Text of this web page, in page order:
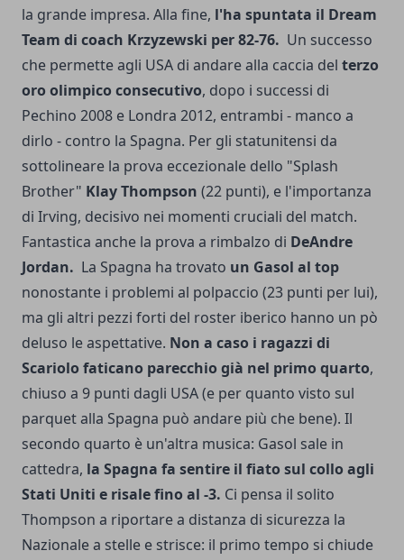
la grande impresa. Alla fine, l'ha spuntata il Dream
Team di coach Krzyzewski per 82-76. Un successo
che permette agli USA di andare alla caccia del terzo
oro olimpico consecutivo, dopo i successi di
Pechino 2008 e Londra 2012, entrambi - manco a
dirlo - contro la Spagna. Per gli statunitensi da
sottolineare la prova eccezionale dello "Splash
Brother" Klay Thompson (22 punti), e l'importanza
di Irving, decisivo nei momenti cruciali del match.
Fantastica anche la prova a rimbalzo di DeAndre
Jordan. La Spagna ha trovato un Gasol al top
nonostante i problemi al polpaccio (23 punti per lui),
ma gli altri pezzi forti del roster iberico hanno un pò
deluso le aspettative. Non a caso i ragazzi di
Scariolo faticano parecchio già nel primo quarto,
chiuso a 9 punti dagli USA (e per quanto visto sul
parquet alla Spagna può andare più che bene). Il
secondo quarto è un'altra musica: Gasol sale in
cattedra, la Spagna fa sentire il fiato sul collo agli
Stati Uniti e risale fino al -3. Ci pensa il solito
Thompson a riportare a distanza di sicurezza la
Nazionale a stelle e strisce: il primo tempo si chiude